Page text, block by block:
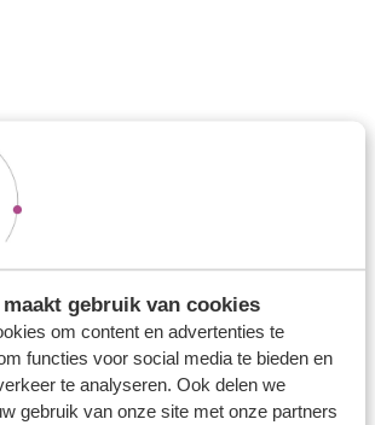
gebruik van cookies
om content en advertenties te
functies voor social media te bieden en
te analyseren. Ook delen we
gebruik van onze site met onze partners